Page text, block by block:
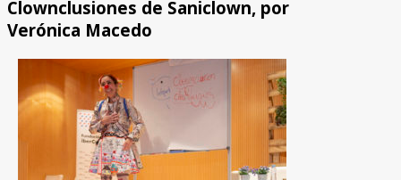
Clownclusiones de Saniclown, por
Verónica Macedo